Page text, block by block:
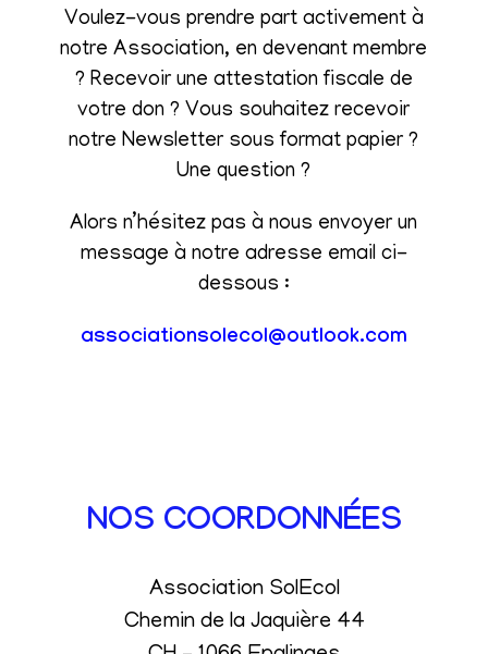
Voulez-vous prendre part activement à
notre Association, en devenant membre
? Recevoir une attestation fiscale de
votre don ? Vous souhaitez recevoir
notre Newsletter sous format papier ?
Une question ?
Alors n’hésitez pas à nous envoyer un
message à notre adresse email ci-
dessous :
associationsolecol@outlook.com
NOS COORDONNÉES
Association SolEcol
Chemin de la Jaquière 44